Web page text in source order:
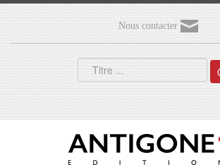
Nous contacter